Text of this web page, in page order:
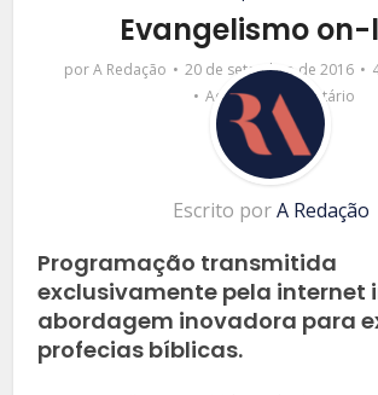
Evangelismo
por A Redação 20 de setembro de 2016
Adicionar comentário
Escrito porA Redação
Programação transmitida
exclusivamente pela internet
abordagem inovadora para
profecias bíblicas.